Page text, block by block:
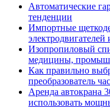
Автоматические
тенденции
Импортные
Изопропиловый
медицины,
Как правильно
преобразователь
Аренда автокрана
использовать